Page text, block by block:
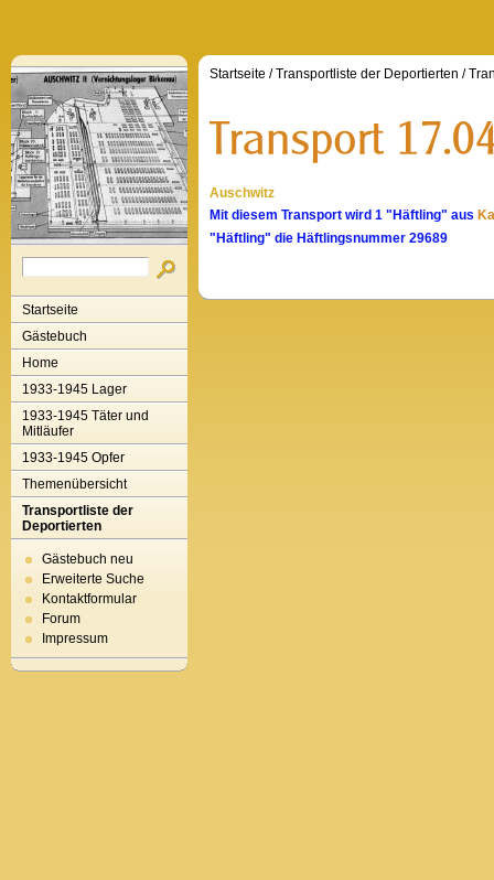
Startseite
Gästebuch
Home
1933-1945 Lager
1933-1945 Täter und
Mitläufer
1933-1945 Opfer
Themenübersicht
Transportliste der
Deportierten
Gästebuch neu
Erweiterte Suche
Kontaktformular
Forum
Impressum
Startseite /Transportliste der Deportierten /
Auschwitz
Mit diesem Transport wird 1 "Häftling" aus
"Häftling" die Häftlingsnummer 29689